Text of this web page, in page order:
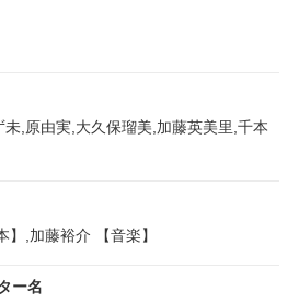
,原由実,大久保瑠美,加藤英美里,千本
,加藤裕介 【音楽】
ー名